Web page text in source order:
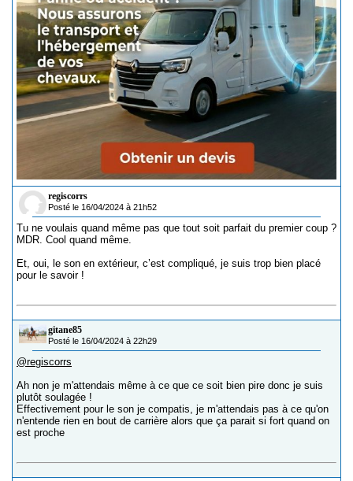
regiscorrs
Posté le 16/04/2024 à 21h52
Tu ne voulais quand même pas que tout soit parfait du premier coup ?
MDR. Cool quand même.
Et, oui, le son en extérieur, c’est compliqué, je suis trop bien placé
pour le savoir !
gitane85
Posté le 16/04/2024 à 22h29
@regiscorrs
Ah non je m'attendais même à ce que ce soit bien pire donc je suis
plutôt soulagée !
Effectivement pour le son je compatis, je m'attendais pas à ce qu'on
n'entende rien en bout de carrière alors que ça parait si fort quand on
est proche